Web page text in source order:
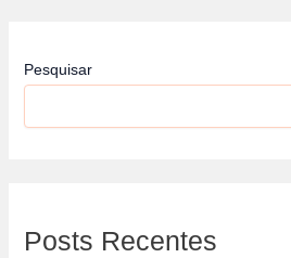
Pesquisar
Posts Recentes